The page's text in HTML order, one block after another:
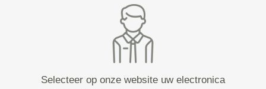
Selecteer op onze website uw electronica